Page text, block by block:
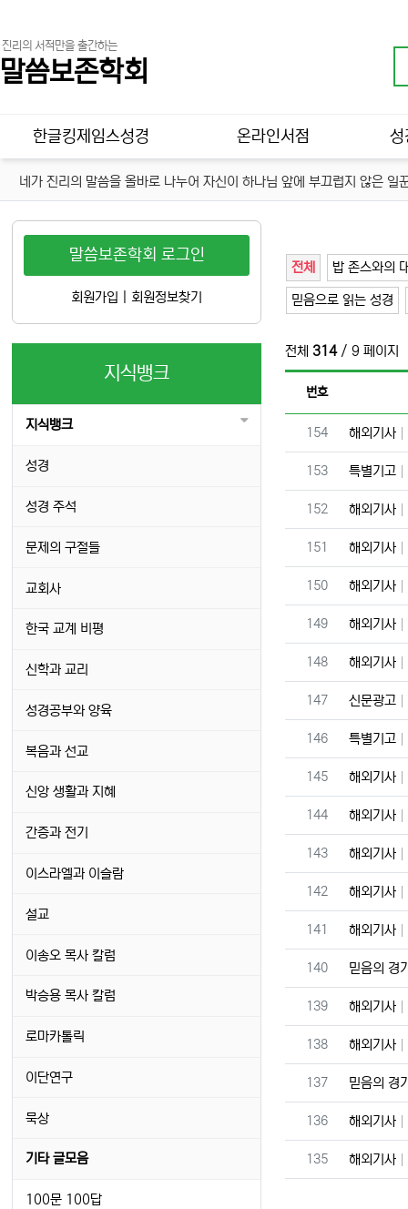
진리의 서적만을 출간하는
말씀보존학회
메인 메뉴
한글킹제임스성경 온라인서점 성
네가 진리의 말씀을 올바로 나누어 자신이 하나님 앞에 부끄럽지 않은
전체 밥 존스와의
믿음으로 읽는 성경
전체 314/ 9 페이지
번호
번호
154 해외기사
번호
153 특별기고
번호
152 해외기사
번호
151 해외기사
번호
150 해외기사
번호
149 해외기사
번호
148 해외기사
번호
147 신문광고
번호
146 특별기고
번호
145 해외기사
번호
144 해외기사
번호
143 해외기사
번호
142 해외기사
번호
141 해외기사
번호
140 믿음의 경
번호
139 해외기사
번호
138 해외기사
번호
137 믿음의 경
번호
136 해외기사
번호
135 해외기사
말씀보존학회 로그인
회원가입 회원정보찾기
지식뱅크
지식뱅크
성경
성경 주석
문제의 구절들
교회사
한국 교계 비평
신학과 교리
성경공부와 양육
복음과 선교
신앙 생활과 지혜
간증과 전기
이스라엘과 이슬람
설교
이송오 목사 칼럼
박승용 목사 칼럼
로마카톨릭
이단연구
묵상
기타 글모음
100문 100답